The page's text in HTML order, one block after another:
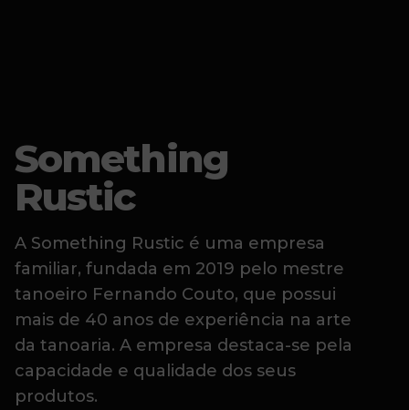
Something
Rustic
A Something Rustic é uma empresa
familiar, fundada em 2019 pelo mestre
tanoeiro Fernando Couto, que possui
mais de 40 anos de experiência na arte
da tanoaria. A empresa destaca-se pela
capacidade e qualidade dos seus
produtos.